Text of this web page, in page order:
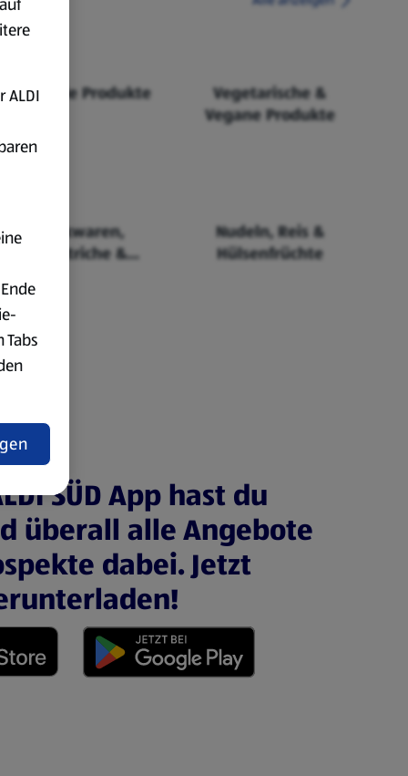
Fairtrade Produkte
Vegetarische &
Vegane Produkte
Backwaren,
Aufstriche &
Nudeln, Reis &
Hülsenfrüchte
SÜD App hast du
überall alle Angebote
dabei. Jetzt
ALDI